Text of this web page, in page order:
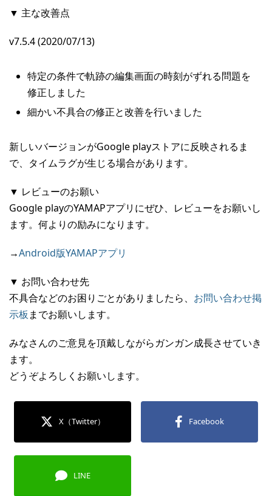
▼ 主な改善点
v7.5.4 (2020/07/13)
特定の条件で軌跡の編集画面の時刻がずれる問題を
修正しました
細かい不具合の修正と改善を行いました
新しいバージョンがGoogle playストアに反映されるま
で、タイムラグが生じる場合があります。
▼ レビューのお願い
Google playのYAMAPアプリにぜひ、レビューをお願いし
ます。何よりの励みになります。
→Android版YAMAPアプリ
▼ お問い合わせ先
不具合などのお困りごとがありましたら、 お問い合わせ掲
示板 までお願いします。
みなさんのご意見を頂戴しながらガンガン成長させていき
ます。
どうぞよろしくお願いします。
X（Twitter） Facebook
LINE